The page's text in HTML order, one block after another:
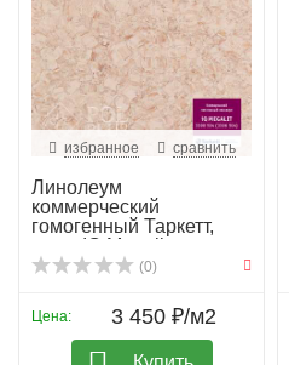
избранное сравнить
Линолеум
коммерческий
гомогенный Таркетт,
колл. IQ Megali...
(0)
Цена: 3 450 ₽/м2